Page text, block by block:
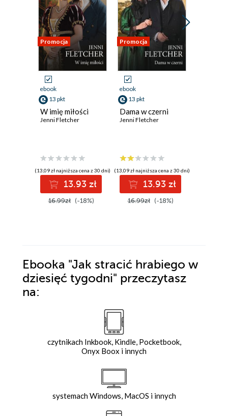
Promocja
ebook
13 pkt
W imię miłości
Jenni Fletcher
(13,09 zł najniższa cena z 30 dni)
13.93 zł
16.99zł (-18%)
Promocja
ebook
13 pkt
Dama w czerni
Jenni Fletcher
(13,09 zł najniższa cena z 30 dni)
13.93 zł
16.99zł (-18%)
Ebooka "Jak stracić hrabiego w
dziesięć tygodni" przeczytasz
na:
czytnikach Inkbook, Kindle, Pocketbook,
Onyx Boox i innych
systemach Windows, MacOS i innych